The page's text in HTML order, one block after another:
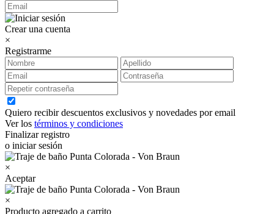
Crear una cuenta
×
Registrarme
Quiero recibir descuentos exclusivos y novedades por email
Ver los términos y condiciones
Finalizar registro
o iniciar sesión
×
Aceptar
×
Producto agregado a carrito